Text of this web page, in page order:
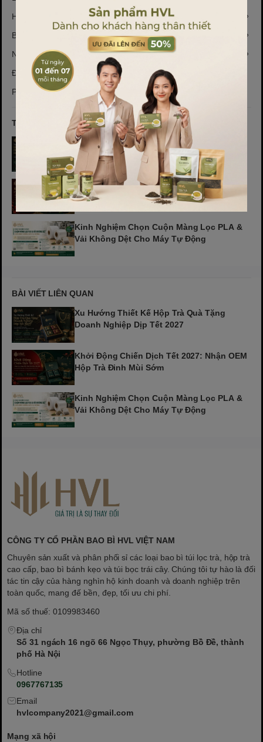
Hộp đựng trà
Bao bì bánh kẹo + phụ kiện
Người Làm Vườn - SuperFARM
Đồ pha chế
Phụ kiện bếp thông minh
TIN TỨC NỔI BẬT
Xu Hướng Thiết Kế Hộp Trà Quà Tặng
Doanh Nghiệp Dịp Tết 2027
Khởi Động Chiến Dịch Tết 2027: Nhận OEM
Hộp Trà Đinh Mùi Sớm
Kinh Nghiệm Chọn Cuộn Màng Lọc PLA &
Vải Không Dệt Cho Máy Tự Động
BÀI VIẾT LIÊN QUAN
Xu Hướng Thiết Kế Hộp Trà Quà Tặng
Doanh Nghiệp Dịp Tết 2027
Khởi Động Chiến Dịch Tết 2027: Nhận OEM
Hộp Trà Đinh Mùi Sớm
Kinh Nghiệm Chọn Cuộn Màng Lọc PLA &
Vải Không Dệt Cho Máy Tự Động
CÔNG TY CỔ PHẦN BAO BÌ HVL VIỆT NAM
Chuyên sản xuất và phân phối sỉ các loại bao bì túi lọc trà, hộp trà
cao cấp, bao bì bánh kẹo và túi bọc trái cây. Chúng tôi tự hào là đối
tác tin cậy của hàng nghìn hộ kinh doanh và doanh nghiệp trên
toàn quốc, mang đế bền, đẹp, tối ưu chi phí.
Mã số thuế: 0109983460
Địa chỉ
Số 31 ngách 16 ngõ 66 Ngọc Thụy, phường Bồ Đề, thành
phố Hà Nội
Hotline
0967767135
Email
hvlcompany2021@gmail.com
Mạng xã hội